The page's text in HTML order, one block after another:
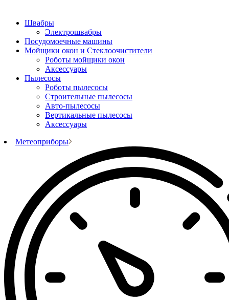
Швабры
Электрошвабры
Посудомоечные машины
Мойщики окон и Стеклоочистители
Роботы мойщики окон
Аксессуары
Пылесосы
Роботы пылесосы
Строительные пылесосы
Авто-пылесосы
Вертикальные пылесосы
Аксессуары
Метеоприборы